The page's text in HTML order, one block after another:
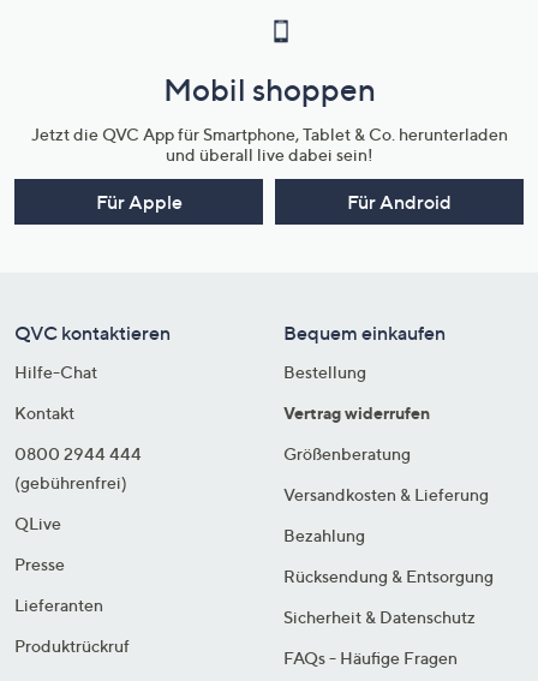
Mobil shoppen
Jetzt die QVC App für Smartphone, Tablet & Co. herunterladen
und überall live dabei sein!
Für Apple Für Android
QVC kontaktieren
Hilfe-Chat
Kontakt
0800 2944 444
(gebührenfrei)
QLive
Presse
Lieferanten
Produktrückruf
Bequem einkaufen
Bestellung
Vertrag widerrufen
Größenberatung
Versandkosten & Lieferung
Bezahlung
Rücksendung & Entsorgung
Sicherheit & Datenschutz
FAQs - Häufige Fragen